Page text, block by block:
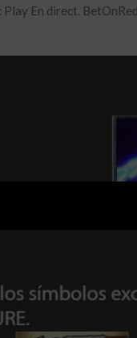
En direct.